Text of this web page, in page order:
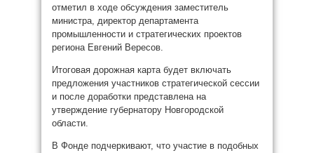
отметил в ходе обсуждения заместитель
министра, директор департамента
промышленности и стратегических проектов
региона Евгений Вересов.
Итоговая дорожная карта будет включать
предложения участников стратегической сессии
и после доработки представлена на
утверждение губернатору Новгородской
области.
В Фонде подчеркивают, что участие в подобных